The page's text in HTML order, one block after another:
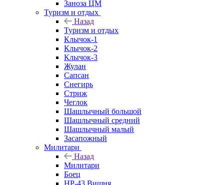
Заноза ЦМ
Туризм и отдых
Назад
Туризм и отдых
Клычок-1
Клычок-2
Клычок-3
Жулан
Сапсан
Снегирь
Стриж
Чеглок
Шашлычный большой
Шашлычный средний
Шашлычный малый
Засапожный
Милитари
Назад
Милитари
Боец
НР-43 Вишня